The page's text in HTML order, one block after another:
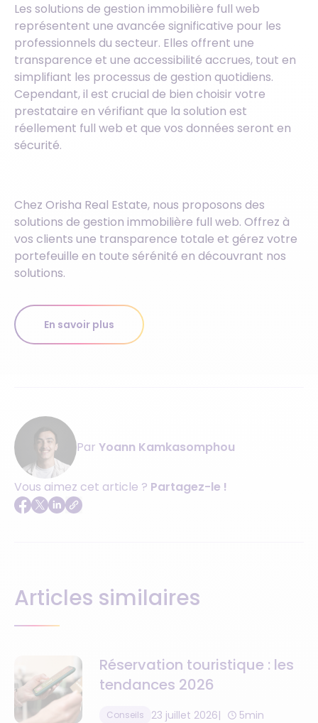
Les solutions de gestion immobilière full web
représentent une avancée significative pour les
professionnels du secteur. Elles offrent une
transparence et une accessibilité accrues, tout en
simplifiant les processus de gestion quotidiens.
Cependant, il est crucial de bien choisir votre
prestataire en vérifiant que la solution est
réellement full web et que vos données seront en
sécurité.
Chez Orisha Real Estate, nous proposons des
solutions de gestion immobilière full web. Offrez à
vos clients une transparence totale et gérez votre
portefeuille en toute sérénité en découvrant nos
solutions.
En savoir plus
Par Yoann Kamkasomphou
Vous aimez cet article ? Partagez-le !
Articles similaires
Réservation touristique : les
tendances 2026
Conseils 23 juillet 2026 5min